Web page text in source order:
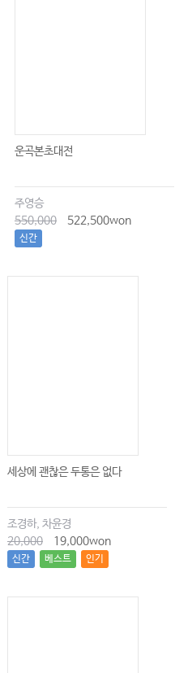
운곡본초대전
주영승
550,000
522,500won
신간
세상에 괜찮은 두통은 없다
조경하, 차윤경
20,000
19,000won
신간 베스트 인기